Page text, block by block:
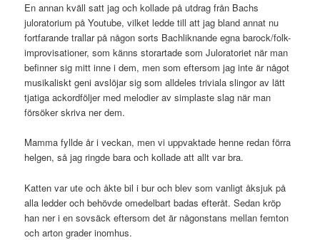
En annan kväll satt jag och kollade på utdrag från Bachs
juloratorium på Youtube, vilket ledde till att jag bland annat nu
fortfarande trallar på någon sorts Bachliknande egna barock/folk-
improvisationer, som känns storartade som Juloratoriet när man
befinner sig mitt inne i dem, men som eftersom jag inte är något
musikaliskt geni avslöjar sig som alldeles triviala slingor av lätt
tjatiga ackordföljer med melodier av simplaste slag när man
försöker skriva ner dem.
Mamma fyllde år i veckan, men vi uppvaktade henne redan förra
helgen, så jag ringde bara och kollade att allt var bra.
Katten var ute och åkte bil i bur och blev som vanligt åksjuk på
alla ledder och behövde omedelbart badas efteråt. Sedan kröp
han ner i en sovsäck eftersom det är någonstans mellan femton
och arton grader inomhus.